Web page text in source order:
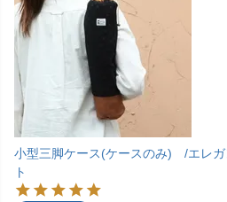
小型三脚ケース(ケースのみ) /エレガ
ト